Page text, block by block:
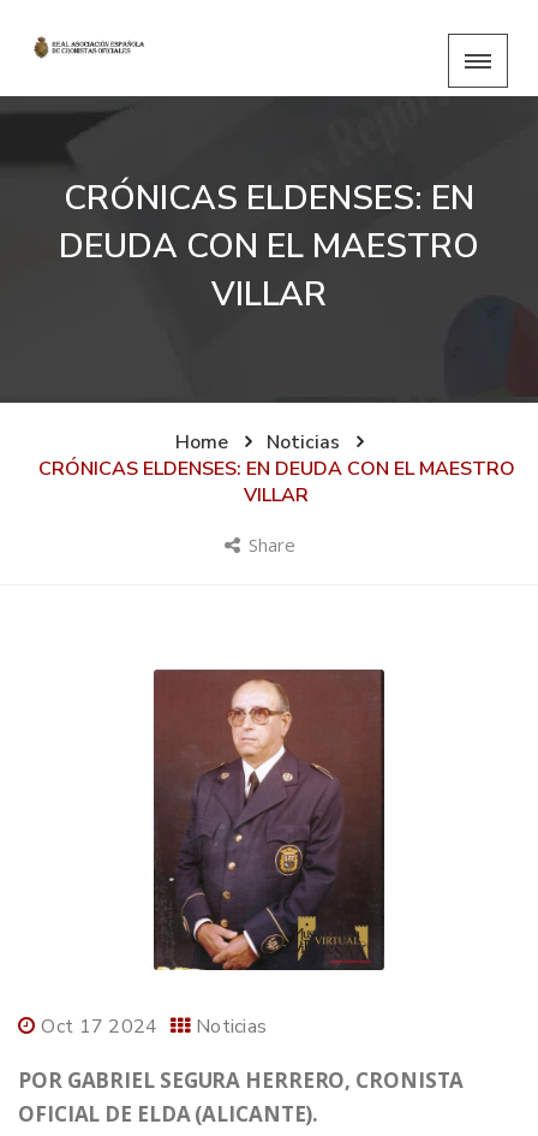
CRÓNICAS ELDENSES: EN
DEUDA CON EL MAESTRO
VILLAR
Home
Noticias
CRÓNICAS ELDENSES: EN DEUDA CON EL MAESTRO
VILLAR
Share
Oct 17 2024 Noticias
POR GABRIEL SEGURA HERRERO, CRONISTA
OFICIAL DE ELDA (ALICANTE).